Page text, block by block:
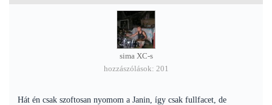
sima XC-s
hozzászólások: 201
Hát én csak szoftosan nyomom a Janin, így csak fullfacet, de